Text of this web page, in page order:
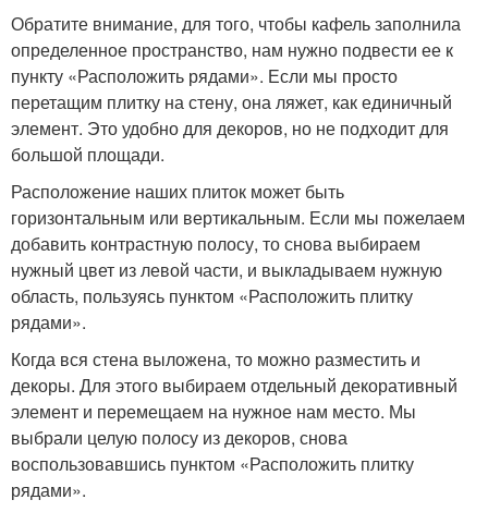
Обратите внимание, для того, чтобы кафель заполнила
определенное пространство, нам нужно подвести ее к
пункту «Расположить рядами». Если мы просто
перетащим плитку на стену, она ляжет, как единичный
элемент. Это удобно для декоров, но не подходит для
большой площади.
Расположение наших плиток может быть
горизонтальным или вертикальным. Если мы пожелаем
добавить контрастную полосу, то снова выбираем
нужный цвет из левой части, и выкладываем нужную
область, пользуясь пунктом «Расположить плитку
рядами».
Когда вся стена выложена, то можно разместить и
декоры. Для этого выбираем отдельный декоративный
элемент и перемещаем на нужное нам место. Мы
выбрали целую полосу из декоров, снова
воспользовавшись пунктом «Расположить плитку
рядами».